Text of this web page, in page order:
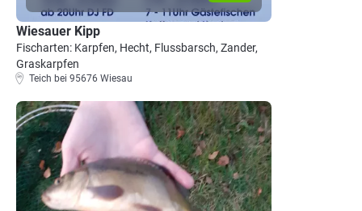
Wiesauer Kipp
Fischarten: Karpfen, Hecht, Flussbarsch, Zander,
Graskarpfen
Teich bei 95676 Wiesau